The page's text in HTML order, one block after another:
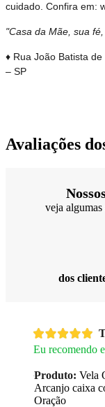
cuidado. Confira em:
"Casa da Mãe, sua
♦ Rua João Batista
– SP
Avaliações
veja algumas
dos
Eu recomendo
Produto: Vela
Arcanjo caixa
Oração